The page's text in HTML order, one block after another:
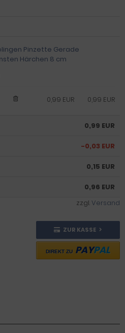
Pinzette Gerade
Härchen 8 cm
0,99 EUR
0,99 EUR
0,99 EUR
-0,03 EUR
0,15 EUR
0,96 EUR
zzgl.Versand
ZUR KASSE
DIREKT ZU PAYPAL